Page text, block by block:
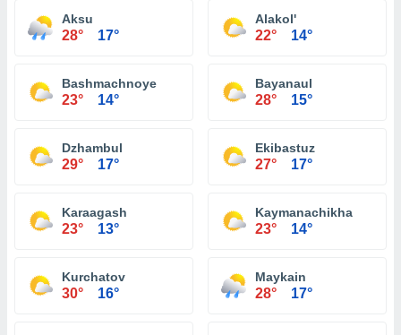
Aksu
28° 17°
Alakol'
22° 14°
Bashmachnoye
23° 14°
Bayanaul
28° 15°
Dzhambul
29° 17°
Ekibastuz
27° 17°
Karaagash
23° 13°
Kaymanachikha
23° 14°
Kurchatov
30° 16°
Maykain
28° 17°